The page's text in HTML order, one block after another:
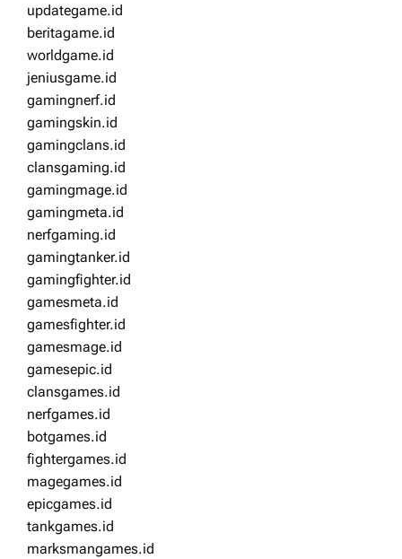
updategame.id
beritagame.id
worldgame.id
jeniusgame.id
gamingnerf.id
gamingskin.id
gamingclans.id
clansgaming.id
gamingmage.id
gamingmeta.id
nerfgaming.id
gamingtanker.id
gamingfighter.id
gamesmeta.id
gamesfighter.id
gamesmage.id
gamesepic.id
clansgames.id
nerfgames.id
botgames.id
fightergames.id
magegames.id
epicgames.id
tankgames.id
marksmangames.id